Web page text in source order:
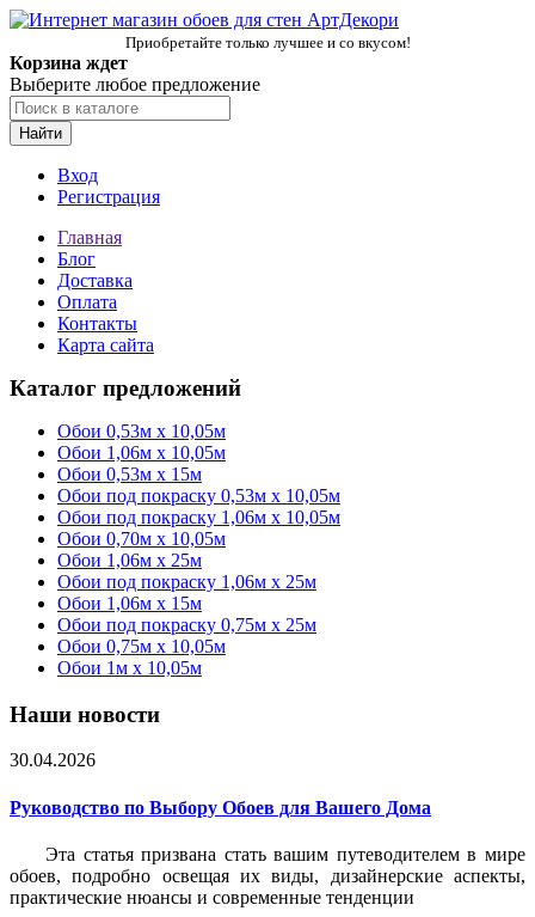
Приобретайте только лучшее и со вкусом!
Корзина ждет
Выберите любое предложение
Найти
Вход
Регистрация
Главная
Блог
Доставка
Оплата
Контакты
Карта сайта
Каталог предложений
Обои 0,53м x 10,05м
Обои 1,06м х 10,05м
Обои 0,53м x 15м
Обои под покраску 0,53м x 10,05м
Обои под покраску 1,06м х 10,05м
Обои 0,70м x 10,05м
Обои 1,06м x 25м
Обои под покраску 1,06м x 25м
Обои 1,06м x 15м
Обои под покраску 0,75м x 25м
Обои 0,75м x 10,05м
Обои 1м х 10,05м
Наши новости
30.04.2026
Руководство по Выбору Обоев для Вашего Дома
Эта статья призвана стать вашим путеводителем в мире
обоев, подробно освещая их виды, дизайнерские аспекты,
практические нюансы и современные тенденции